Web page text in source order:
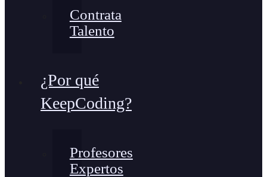
Contrata
Talento
¿Por qué
KeepCoding?
Profesores
Expertos